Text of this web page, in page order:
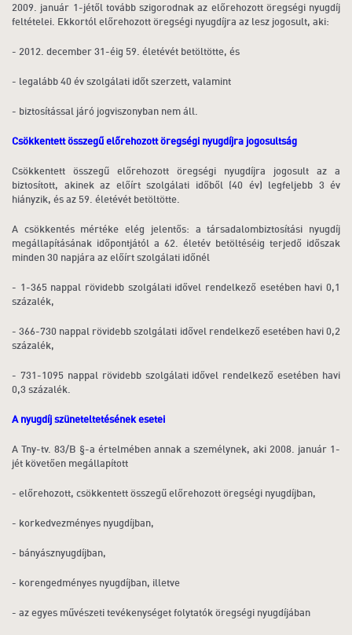
2009. január 1-jétől tovább szigorodnak az előrehozott öregségi nyugdíj
feltételei. Ekkortól előrehozott öregségi nyugdíjra az lesz jogosult, aki:
- 2012. december 31-éig 59. életévét betöltötte, és
- legalább 40 év szolgálati időt szerzett, valamint
- biztosítással járó jogviszonyban nem áll.
Csökkentett összegű előrehozott öregségi nyugdíjra jogosultság
Csökkentett összegű előrehozott öregségi nyugdíjra jogosult az a
biztosított, akinek az előírt szolgálati időből (40 év) legfeljebb 3 év
hiányzik, és az 59. életévét betöltötte.
A csökkentés mértéke elég jelentős: a társadalombiztosítási nyugdíj
megállapításának időpontjától a 62. életév betöltéséig terjedő időszak
minden 30 napjára az előírt szolgálati időnél
- 1-365 nappal rövidebb szolgálati idővel rendelkező esetében havi 0,1
százalék,
- 366-730 nappal rövidebb szolgálati idővel rendelkező esetében havi 0,2
százalék,
- 731-1095 nappal rövidebb szolgálati idővel rendelkező esetében havi
0,3 százalék.
A nyugdíj szüneteltetésének esetei
A Tny-tv. 83/B §-a értelmében annak a személynek, aki 2008. január 1-
jét követően megállapított
- előrehozott, csökkentett összegű előrehozott öregségi nyugdíjban,
- korkedvezményes nyugdíjban,
- bányásznyugdíjban,
- korengedményes nyugdíjban, illetve
- az egyes művészeti tevékenységet folytatók öregségi nyugdíjában